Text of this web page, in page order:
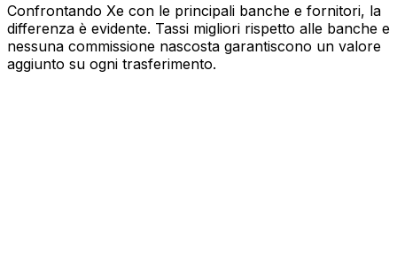
Confrontando Xe con le principali banche e fornitori, la
differenza è evidente. Tassi migliori rispetto alle banche e
nessuna commissione nascosta garantiscono un valore
aggiunto su ogni trasferimento.